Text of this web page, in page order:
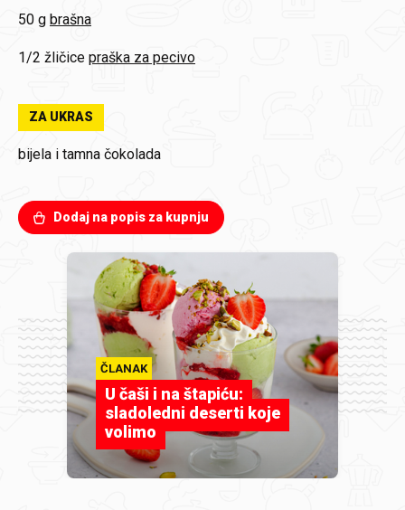
50 g brašna
1/2 žličice praška za pecivo
ZA UKRAS
bijela i tamna čokolada
Dodaj na popis za kupnju
ČLANAK
U čaši i na štapiću:
sladoledni deserti koje
volimo